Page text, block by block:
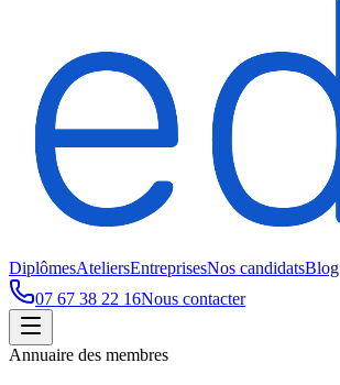
DiplômesAteliersEntreprisesNos candidatsBlog
07 67 38 22 16Nous contacter
Annuaire des membres